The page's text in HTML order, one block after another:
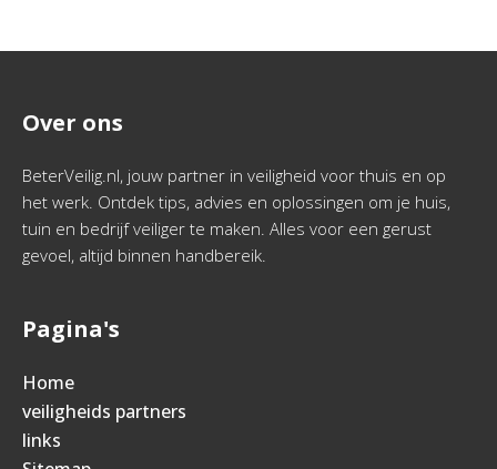
Over ons
BeterVeilig.nl, jouw partner in veiligheid voor thuis en op
het werk. Ontdek tips, advies en oplossingen om je huis,
tuin en bedrijf veiliger te maken. Alles voor een gerust
gevoel, altijd binnen handbereik.
Pagina's
Home
veiligheids partners
links